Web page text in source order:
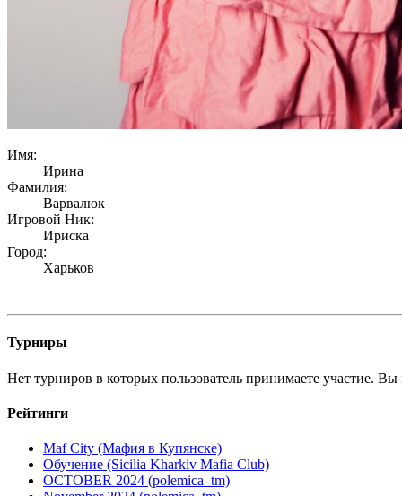
Имя:
Ирина
Фамилия:
Варвалюк
Игровой Ник:
Ириска
Город:
Харьков
Турниры
Нет турниров в которых пользователь принимаете участие.
Рейтинги
Maf City (Мафия в Купянске)
Обучение (Sicilia Kharkiv Mafia Club)
OCTOBER 2024 (polemica_tm)